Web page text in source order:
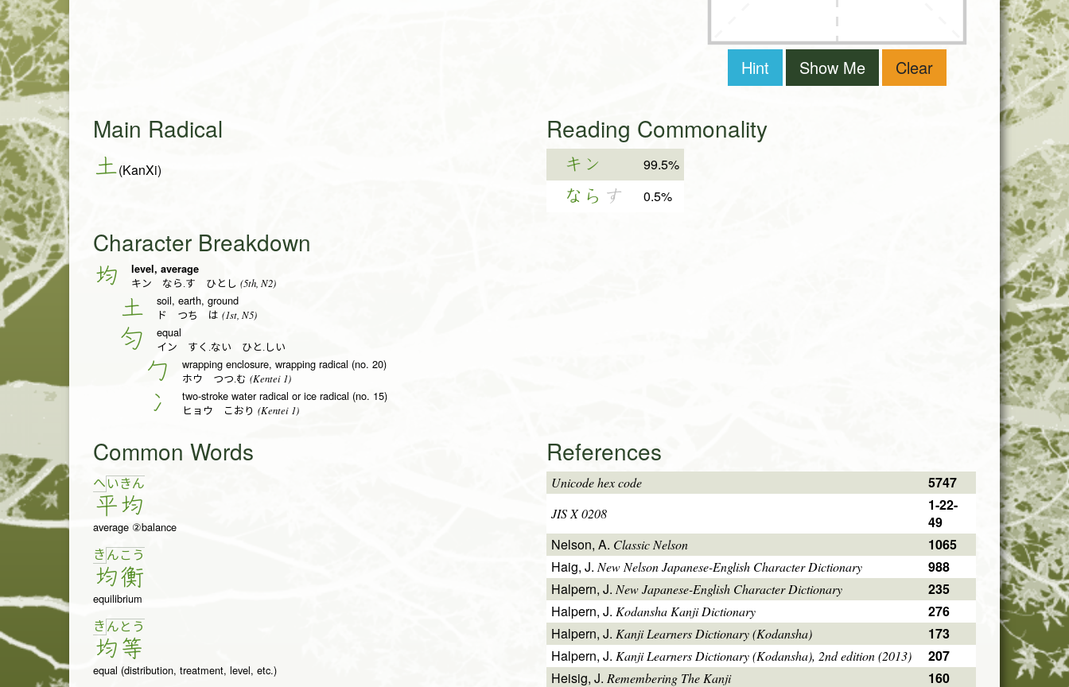
Hint Show Me Clear
Main Radical
土(KanXi)
Reading Commonality
キン 99.5%
なら す 0.5%
Character Breakdown
均 level, average
キン なら.す ひとし (5th, N2)
土 soil, earth, ground
ド つち は (1st, N5)
匀 equal
イン すく.ない ひと.しい
勹 wrapping enclosure, wrapping radical (no. 20)
ホウ つつ.む (Kentei 1)
冫 two-stroke water radical or ice radical (no. 15)
ヒョウ こおり (Kentei 1)
Common Words
へ い
平
きん
均
average ②balance
き ん
均
こ う
衡
equilibrium
き ん
均
と う
等
equal (distribution, treatment, level, etc.)
References
Unicode hex code 5747
JIS X 0208
1-22-
49
Nelson, A. Classic Nelson
1065
Haig, J.New Nelson Japanese-English Character Dictionary
988
Halpern, J. New Japanese-English Character Dictionary
235
Halpern, J. Kodansha Kanji Dictionary
276
Halpern, J. Kanji Learners Dictionary (Kodansha)
173
Halpern, J. Kanji Learners Dictionary (Kodansha), 2nd edition (2013)
207
Heisig, J. Remembering The Kanji 160